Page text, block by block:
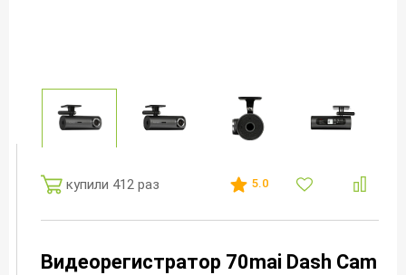
купили 412 раз 5.0
Видеорегистратор 70mai Dash Cam